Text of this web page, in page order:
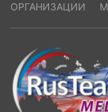
ОРГАНИЗАЦИИ